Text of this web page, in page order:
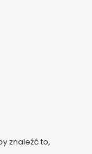
znaleźć to,